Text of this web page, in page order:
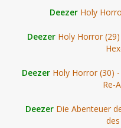
Deezer Holy
Deezer Holy Horror
Deezer Holy Horror (30)
Re-
Deezer Die Abenteuer